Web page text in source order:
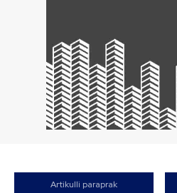
Artikulli paraprak